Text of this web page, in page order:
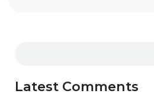
Latest Comments